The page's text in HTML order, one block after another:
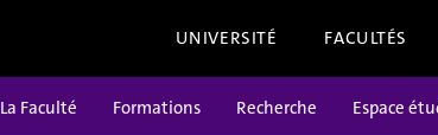
UNIVERSITÉ FACULTÉS
La Faculté Formations Recherche Espace